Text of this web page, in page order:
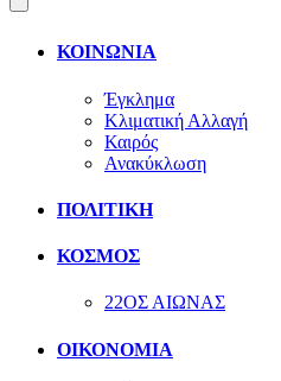
ΚΟΙΝΩΝΙΑ
Έγκλημα
Κλιματική Αλλαγή
Καιρός
Ανακύκλωση
ΠΟΛΙΤΙΚΗ
ΚΟΣΜΟΣ
22ΟΣ ΑΙΩΝΑΣ
ΟΙΚΟΝΟΜΙΑ